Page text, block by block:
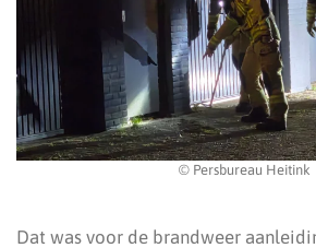
© Persbureau Heitink
Dat was voor de brandweer